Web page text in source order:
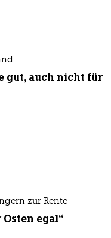
gut, auch nicht für
zur Rente
egal“